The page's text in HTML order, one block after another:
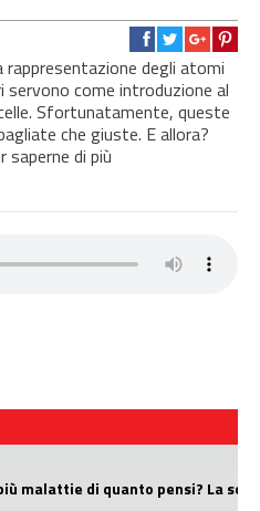
rappresentazione degli atomi
come introduzione al
Sfortunatamente, queste
che giuste. E allora?
di più
malattie di quanto pensi? La